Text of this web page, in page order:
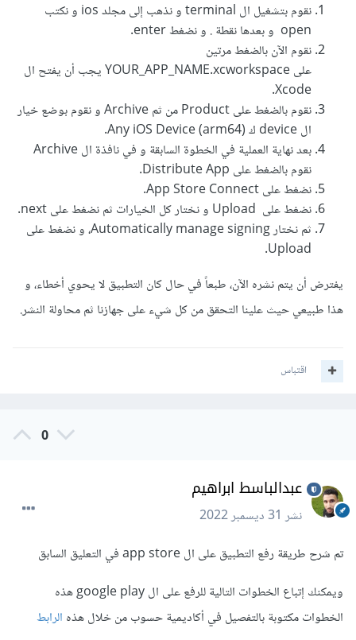
نقوم بتشغيل ال terminal و نذهب إلى مجلد ios و نكتب
open و بعدها نقطة . و نضغط enter.
نقوم الآن بالضغط مرتين
على YOUR_APP_NAME.xcworkspace يجب أن يفتح ال
Xcode.
نقوم بالضغط على Product من ثم Archive و نقوم بوضع خيار
ال device ك Any iOS Device (arm64).
بعد نهاية العملية في الخطوة السابقة و في نافذة ال Archive
نقوم بالضغط على Distribute App.
نضغط على App Store Connect.
نضغط على Upload و نختار كل الخيارات ثم نضغط على next.
ثم نختار Automatically manage signing، و نضغط على
Upload.
يفترض أن يتم نشره الآن، طبعاً في حال كان التطبيق لا يحوي أخطاء، و
هذا طبيعي حيث علينا التحقق من كل شيء على جهازنا ثم محاولة النشر.
اقتباس
0
عبدالباسط ابراهيم
نشر31 ديسمبر 2022
تم شرح طريقة رفع التطبيق على ال app store في التعليق السابق
ويمكنك إتباع الخطوات التالية للرفع على ال google play هذه
الخطوات مكتوبة بالتفصيل في أكاديمية حسوب من خلال هذه الرابط